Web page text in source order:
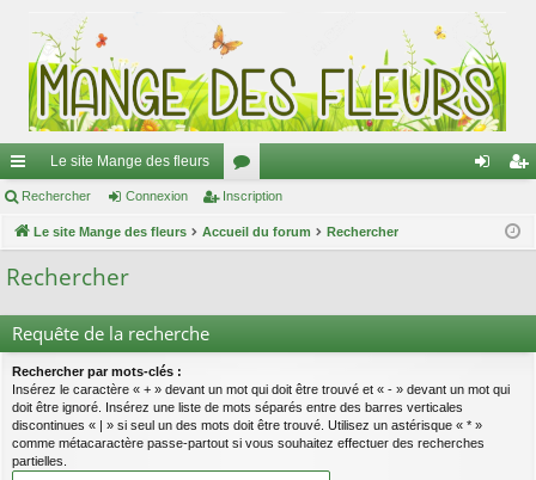
ac
co
ur
s
Le site Mange des fleurs
or
u cri
Rechercher Connexion Inscription
Le site Mange des fleurs Accueil du forum Rechercher
Rechercher
Requête de la recherche
Rechercher par mots-clés :
Insérez le caractère « + » devant un mot qui doit être trouvé et « - » devant un mot qui
doit être ignoré. Insérez une liste de mots séparés entre des barres verticales
discontinues « | » si seul un des mots doit être trouvé. Utilisez un astérisque « * »
comme métacaractère passe-partout si vous souhaitez effectuer des recherches
partielles.